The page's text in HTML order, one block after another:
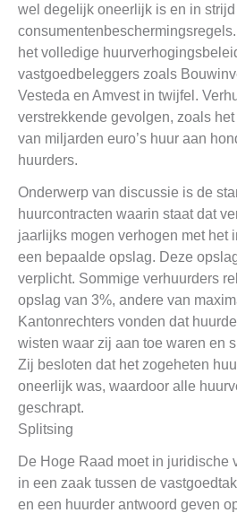
wel degelijk oneerlijk is en in
het volledige
vastgoedbeleggers zoals
Vesteda en Amvest in twijfel.
verstrekkende gevolgen, zoals
van miljarden euro’s huur aan
huurders.
Onderwerp van discussie is de
huurcontracten waarin staat dat
jaarlijks mogen verhogen met het
een bepaalde opslag. Deze
verplicht. Sommige verhuurders
opslag van 3%, andere van
Kantonrechters vonden dat
wisten waar zij aan toe waren en
Zij besloten dat het zogeheten
oneerlijk was, waardoor alle
geschrapt.
Splitsing
De Hoge Raad moet in juridische
in een zaak tussen de
en een huurder antwoord geven